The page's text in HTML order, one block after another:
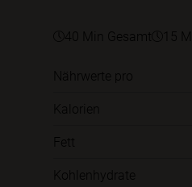
40 Min Gesamt 15
Nährwerte pro
Kalorien
Fett
Kohlenhydrate